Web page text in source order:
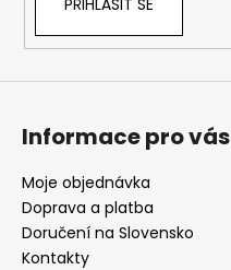
PŘIHLÁSIT SE
Informace pro vás
Moje objednávka
Doprava a platba
Doručení na Slovensko
Kontakty